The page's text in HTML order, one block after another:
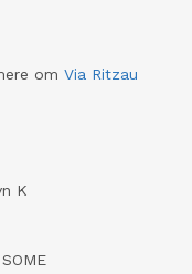
om Via Ritzau
K